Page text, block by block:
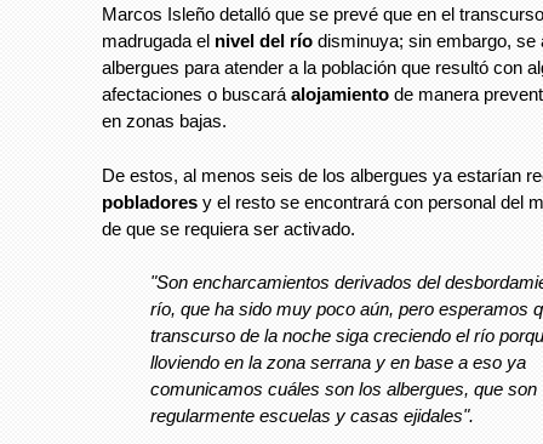
Marcos Isleño detalló que se prevé que en el
madrugada el nivel del río disminuya; sin embargo, se
albergues para atender a la población que resultó con
afectaciones o buscará alojamiento de manera
en zonas bajas.
De estos, al menos seis de los albergues ya estarían
pobladores y el resto se encontrará con personal del
de que se requiera ser activado.
"Son encharcamientos derivados del
río, que ha sido muy poco aún, pero esperamos
transcurso de la noche siga creciendo el río
lloviendo en la zona serrana y en base a eso ya
comunicamos cuáles son los albergues, que son
regularmente escuelas y casas ejidales".